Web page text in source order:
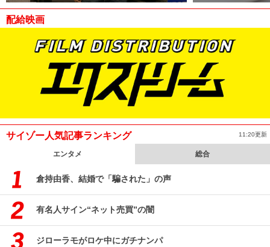
配給映画
サイゾー人気記事ランキング 11:20更新
エンタメ 総合
倉持由香、結婚で「騙された」の声
有名人サイン“ネット売買”の闇
ジローラモがロケ中にガチナンパ